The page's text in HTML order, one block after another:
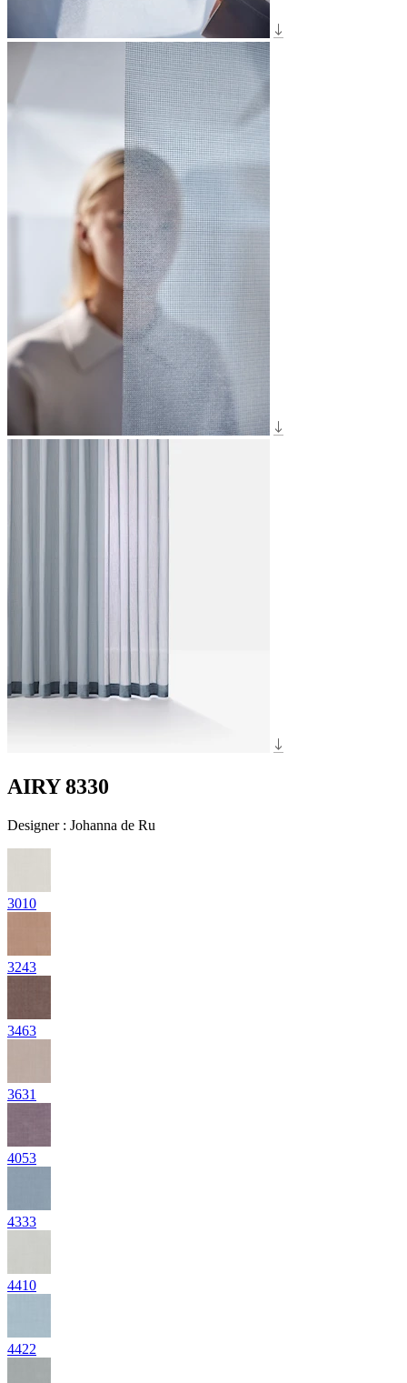
AIRY 8330
Designer : Johanna de Ru
3010
3243
3463
3631
4053
4333
4410
4422